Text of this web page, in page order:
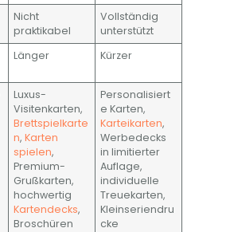
Nicht
praktikabel
Vollständig
unterstützt
Länger Kürzer
Luxus-
Visitenkarten,
Brettspielkarte
n,Karten
spielen,
Premium-
Grußkarten,
hochwertig
Kartendecks,
Broschüren
Personalisiert
e Karten,
Karteikarten,
Werbedecks
in limitierter
Auflage,
individuelle
Treuekarten,
Kleinseriendru
cke